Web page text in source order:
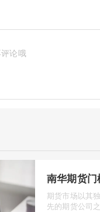
论哦
南华期货
期货市场以其
先的期货公司